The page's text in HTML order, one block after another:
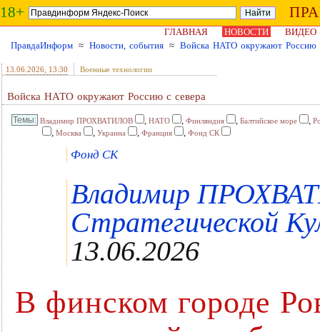
18+
ГЛАВНАЯ НОВОСТИ
ВИДЕО
ПравдаИнформ ≈ Новости, события ≈ Войска НАТО окружают Россию
13.06.2026 , 13:30 Военные технологии
Войска НАТО окружают Россию с севера
Владимир ПРОХВАТИЛОВ , НАТО , Финляндия , Балтийское море ,
, Москва , Украина , Франция , Фонд СК
Фонд СК
Владимир
Стратегической
13.06.2026
В финском городе